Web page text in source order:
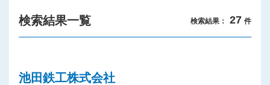
利用規約
検索結果一覧 検索結果： 27 件
池田鉄工株式会社